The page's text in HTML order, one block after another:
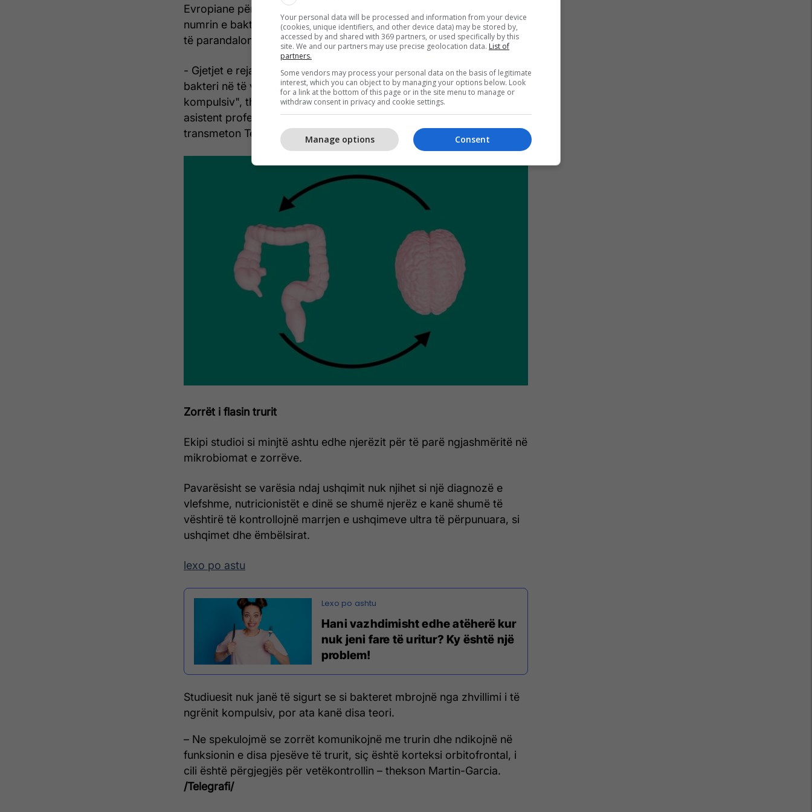
Evropiane për Neurologji, ekspertët përcaktuan se, duke rritur
numrin e baktereve beninje dhe të dobishme blauti, ishin në gjendje
të parandalonin ngrënien monotone dhe të pakontrolluar te minjtë.
- Gjetjet e reja janë "shumë të rëndësishme, sepse tregojnë se ky lloj
bakteri në të vërtetë mbron nga zhvillimi i varësisë ndaj ushqimit
kompulsiv", thotë Elena Martin Garcia, pjesëmarrëse e studimit dhe
asistent profesor në Universitetin Pompeu Fabra në Barcelonë,
transmeton Telegrafi.
Zorrët i flasin trurit
Ekipi studioi si minjtë ashtu edhe njerëzit për të parë ngjashmëritë në
mikrobiomat e zorrëve.
Pavarësisht se varësia ndaj ushqimit nuk njihet si një diagnozë e
vlefshme, nutricionistët e dinë se shumë njerëz e kanë shumë të
vështirë të kontrollojnë marrjen e ushqimeve ultra të përpunuara, si
ushqimet dhe ëmbëlsirat.
lexo po astu
Hani vazhdimisht edhe atëherë kur
nuk jeni fare të uritur? Ky është një
problem!
Studiuesit nuk janë të sigurt se si bakteret mbrojnë nga zhvillimi i të
ngrënit kompulsiv, por ata kanë disa teori.
– Ne spekulojmë se zorrët komunikojnë me trurin dhe ndikojnë në
funksionin e disa pjesëve të trurit, siç është korteksi orbitofrontal, i
cili është përgjegjës për vetëkontrollin – thekson Martin-Garcia.
/Telegrafi/
Your personal data will be processed and information from your device
(cookies, unique identifiers, and other device data) may be stored by,
accessed by and shared with 369 partners, or used specifically by this
site. We and our partners may use precise geolocation data. List of
partners.
Some vendors may process your personal data on the basis of legitimate
interest, which you can object to by managing your options below. Look
for a link at the bottom of this page or in the site menu to manage or
withdraw consent in privacy and cookie settings.
Consent
Manage options